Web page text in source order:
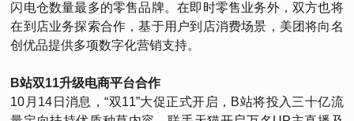
闪电仓数量最多的零售品牌。在即时零售业务外，双方也将
在到店业务探索合作，基于用户到店消费场景，美团将向名
创优品提供多项数字化营销支持。
B站双11升级电商平台合作
10月14日消息，“双11”大促正式开启，B站将投入三十亿流